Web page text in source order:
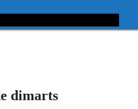
dimarts